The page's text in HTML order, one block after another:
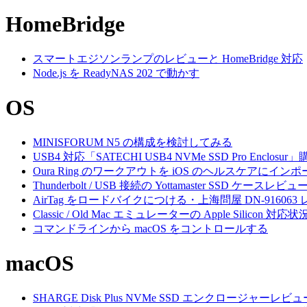
HomeBridge
スマートエジソンランプのレビューと HomeBridge 対応
Node.js を ReadyNAS 202 で動かす
OS
MINISFORUM N5 の構成を検討してみる
USB4 対応「SATECHI USB4 NVMe SSD Pro Enclosur」
Oura Ring のワークアウトを iOS のヘルスケアにインポ
Thunderbolt / USB 接続の Yottamaster SSD ケースレビュー
AirTag をロードバイクにつける・上海問屋 DN-916063
Classic / Old Mac エミュレーターの Apple Silicon 対応状
コマンドラインから macOS をコントロールする
macOS
SHARGE Disk Plus NVMe SSD エンクロージャーレビュ